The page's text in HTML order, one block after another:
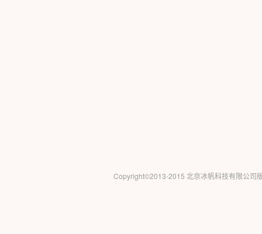
Copyright©2013-2015 北京冰帆科技有限公司